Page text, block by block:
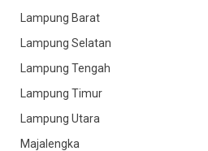
Lampung Barat
Lampung Selatan
Lampung Tengah
Lampung Timur
Lampung Utara
Majalengka